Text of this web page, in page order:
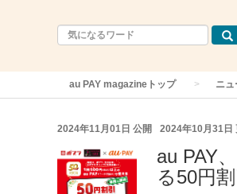
au PAY magazineトップ ニ
2024年11月01日 公開 2024年10月31日
au PAY
る50円